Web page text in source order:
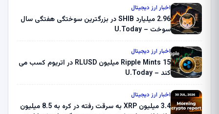
اخبار ارز دیجیتال
2.96 میلیارد SHIB در بزرگترین سوختگی هفتگی سال
سوخت – U.Today
اخبار ارز دیجیتال
Ripple Mints 15 میلیون RLUSD در اتریوم کسب می
کند – U.Today
اخبار ارز دیجیتال
3.4 میلیون XRP به سرقت رفته در کره به 8.5 میلیون